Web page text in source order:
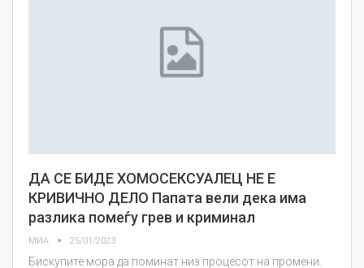
ДА СЕ БИДЕ ХОМОСЕКСУАЛЕЦ НЕ Е
КРИВИЧНО ДЕЛО Папата вели дека има
разлика помеѓу грев и криминал
МИА 25/01/2023
Бискупите мора да поминат низ процесот на промени.